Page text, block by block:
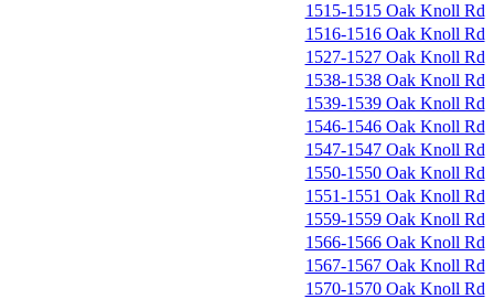
1515-1515 Oak Knoll Rd
1516-1516 Oak Knoll Rd
1527-1527 Oak Knoll Rd
1538-1538 Oak Knoll Rd
1539-1539 Oak Knoll Rd
1546-1546 Oak Knoll Rd
1547-1547 Oak Knoll Rd
1550-1550 Oak Knoll Rd
1551-1551 Oak Knoll Rd
1559-1559 Oak Knoll Rd
1566-1566 Oak Knoll Rd
1567-1567 Oak Knoll Rd
1570-1570 Oak Knoll Rd